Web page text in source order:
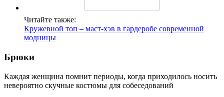
Читайте также:
Кружевной топ – маст-хэв в гардеробе современной
модницы
Брюки
Каждая женщина помнит периоды, когда приходилось носить
невероятно скучные костюмы для собеседований